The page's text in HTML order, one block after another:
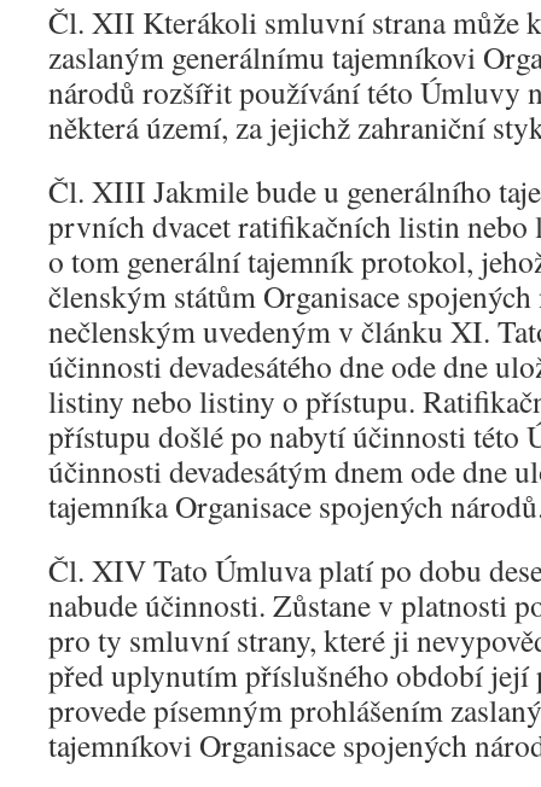
Čl. XII Kterákoli smluvní strana může
zaslaným generálnímu tajemníkovi
národů rozšířit používání této Úmluvy
některá území, za jejichž zahraniční
Čl. XIII Jakmile bude u generálního
prvních dvacet ratifikačních listin nebo
o tom generální tajemník protokol,
členským státům Organisace
nečlenským uvedeným v článku XI.
účinnosti devadesátého dne ode dne
listiny nebo listiny o přístupu.
přístupu došlé po nabytí účinnosti této
účinnosti devadesátým dnem ode dne
tajemníka Organisace spojených
Čl. XIV Tato Úmluva platí po dobu
nabude účinnosti. Zůstane v platnosti
pro ty smluvní strany, které ji
před uplynutím příslušného období její
provede písemným prohlášením
tajemníkovi Organisace spojených